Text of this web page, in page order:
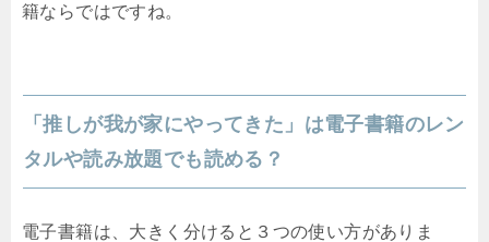
籍ならではですね。
「推しが我が家にやってきた」は電子書籍のレン
タルや読み放題でも読める？
電子書籍は、大きく分けると３つの使い方がありま